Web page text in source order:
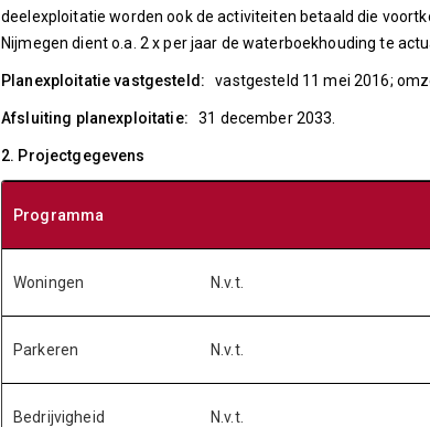
deelexploitatie worden ook de activiteiten betaald die
Nijmegen dient o.a. 2 x per jaar de waterboekhouding te
Planexploitatie vastgesteld:vastgesteld 11 mei 2016;
Afsluiting planexploitatie:31 december 2033.
2. Projectgegevens
Programma
Woningen N.v.t.
Parkeren N.v.t.
Bedrijvigheid N.v.t.